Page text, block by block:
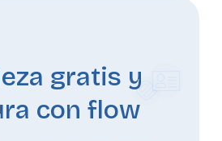
gratis y
con flow